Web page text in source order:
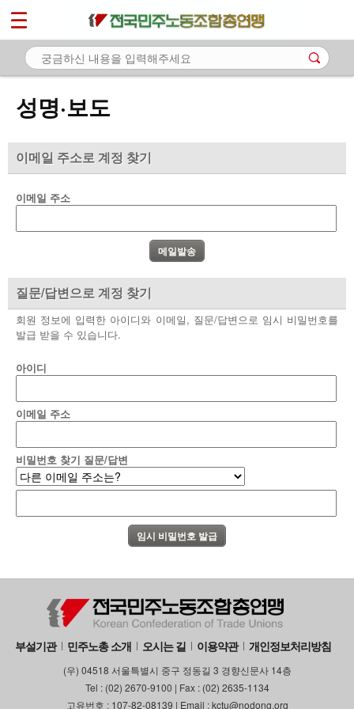
성명·보도
이메일 주소로 계정 찾기
이메일 주소
질문/답변으로 계정 찾기
회원 정보에 입력한 아이디와 이메일, 질문/답변으로 임시 비밀번호를
발급 받을 수 있습니다.
아이디
이메일 주소
비밀번호 찾기 질문/답변
부설기관 민주노총 소개 오시는 길 이용약관 개인정보처리방침
(우) 04518 서울특별시 중구 정동길 3 경향신문사 14층
Tel : (02) 2670-9100 | Fax : (02) 2635-1134
고유번호 : 107-82-08139 | Email : kctu@nodong.org
마이페이지
소개
- 공지사항
- 성명·보도
부설기관
업무